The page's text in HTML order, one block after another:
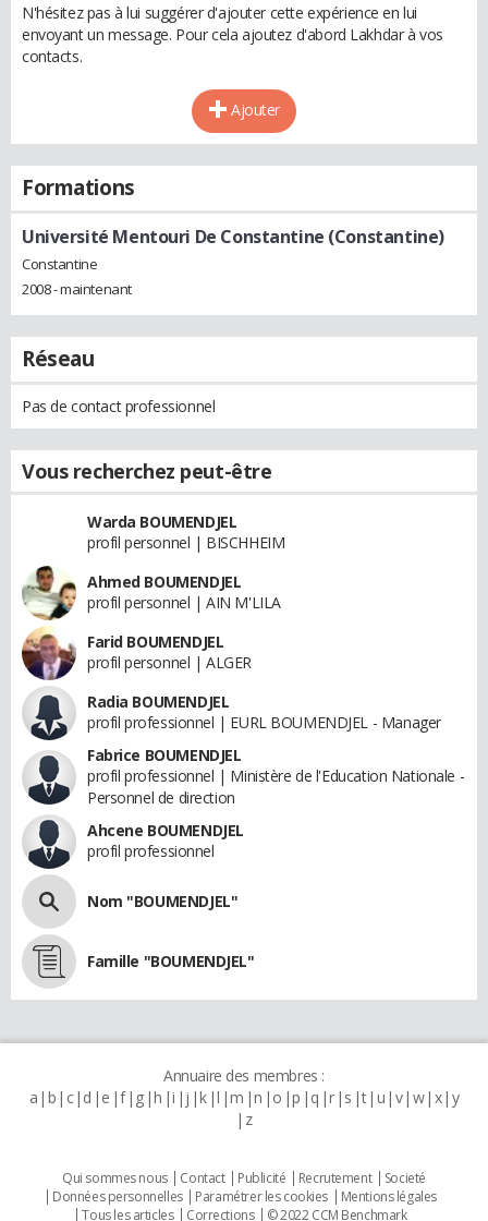
N'hésitez pas à lui suggérer d'ajouter cette expérience en lui
envoyant un message. Pour cela ajoutez d'abord Lakhdar à vos
contacts.
Ajouter
Formations
Université Mentouri De Constantine (Constantine)
Constantine
2008 - maintenant
Réseau
Pas de contact professionnel
Vous recherchez peut-être
Warda BOUMENDJEL
profil personnel | BISCHHEIM
Ahmed BOUMENDJEL
profil personnel | AIN M'LILA
Farid BOUMENDJEL
profil personnel | ALGER
Radia BOUMENDJEL
profil professionnel | EURL BOUMENDJEL - Manager
Fabrice BOUMENDJEL
profil professionnel | Ministère de l'Education Nationale -
Personnel de direction
Ahcene BOUMENDJEL
profil professionnel
Nom "BOUMENDJEL"
Famille "BOUMENDJEL"
Annuaire des membres :
a b c d e f g h i j k l m n o p q r s t u v w x y
z
Qui sommes nous Contact Publicité Recrutement
Societé
Données personnelles
Paramétrer les cookies
Mentions légales
Tous les articles
Corrections © 2022 CCM Benchmark